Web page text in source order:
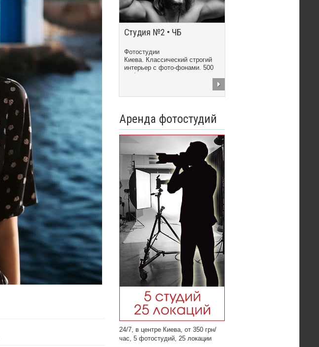
Студия №2 • ЧБ
Фотостудии
Киева. Классический строгий
интерьер с фото-фонами. 500
грн/час
Аренда фотостудий
24/7, в центре Киева, от 350 грн/
час, 5 фотостудий, 25 локации